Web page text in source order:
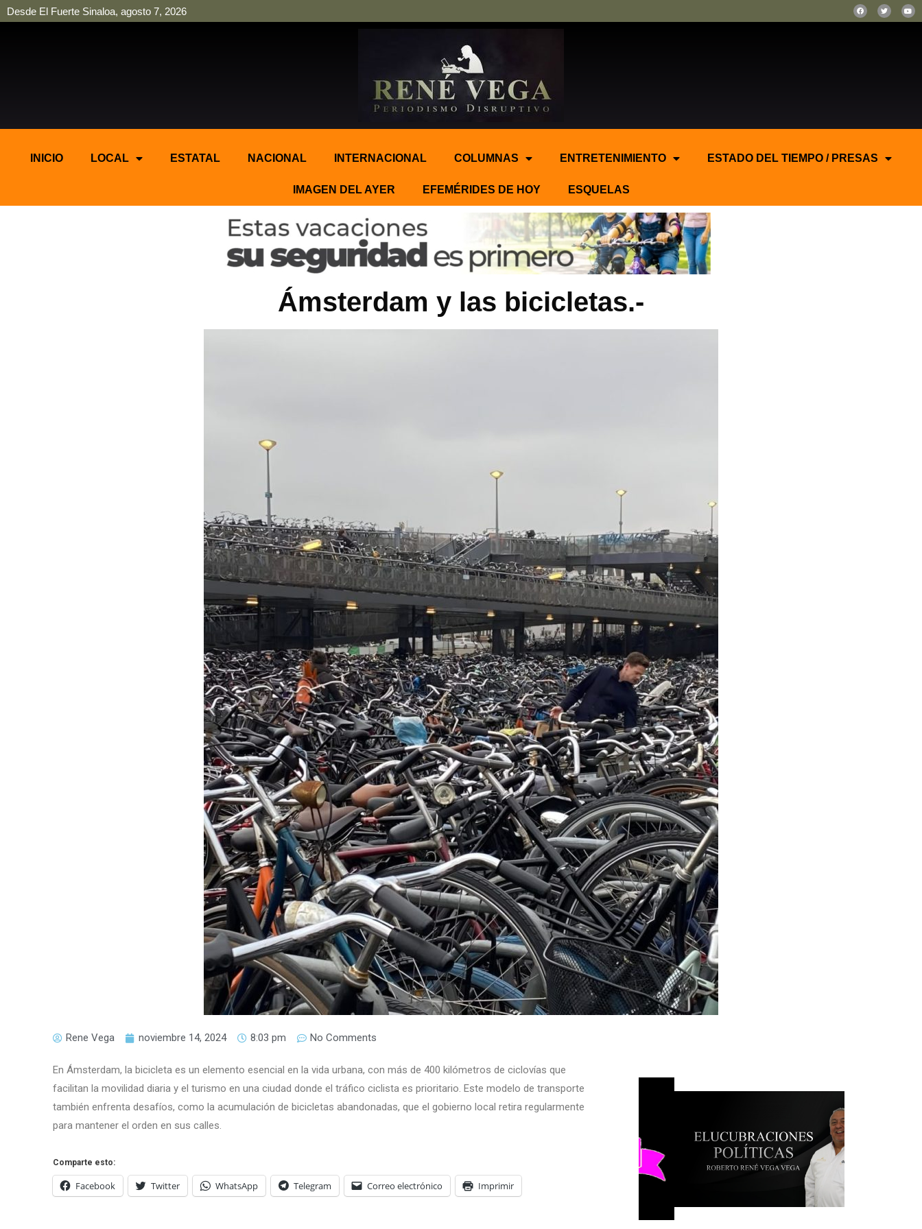
Desde El Fuerte Sinaloa, agosto 7, 2026
INICIO LOCAL ESTATAL NACIONAL INTERNACIONAL COLUMNAS ENTRETENIMIENTO ESTADO DEL TIEMPO / PRESAS
IMAGEN DEL AYER EFEMÉRIDES DE HOY ESQUELAS
Ámsterdam y las bicicletas.-
Rene Vega noviembre 14, 2024 8:03 pm No Comments
En Ámsterdam, la bicicleta es un elemento esencial en la vida urbana, con más de 400 kilómetros de ciclovías que
facilitan la movilidad diaria y el turismo en una ciudad donde el tráfico ciclista es prioritario. Este modelo de transporte
también enfrenta desafíos, como la acumulación de bicicletas abandonadas, que el gobierno local retira regularmente
para mantener el orden en sus calles.
Comparte esto:
Facebook Twitter WhatsApp Telegram Correo electrónico Imprimir